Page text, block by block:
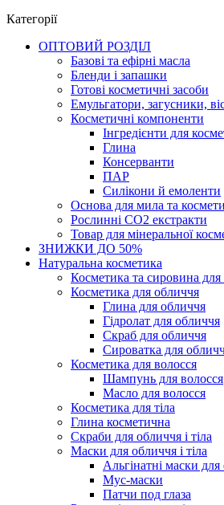
Категорії
ОПТОВИЙ РОЗДІЛ
Базові та ефірні масла
Бленди і запашки
Готові косметичні засоби
Емульгатори, загусники,
Косметичні компоненти
Інгредієнти для
Глина
Консерванти
ПАР
Силікони й емоленти
Основа для мила та
Рослинні СО2 екстракти
Товар для мінеральної
ЗНИЖКИ ДО 50%
Натуральна косметика
Косметика та сировина
Косметика для обличчя
Глина для обличчя
Гідролат для обличчя
Скраб для обличчя
Сироватка для
Косметика для волосся
Шампунь для волосся
Масло для волосся
Косметика для тіла
Глина косметична
Скраби для обличчя і тіла
Маски для обличчя і тіла
Альгінатні маски
Мус-маски
Патчи под глаза